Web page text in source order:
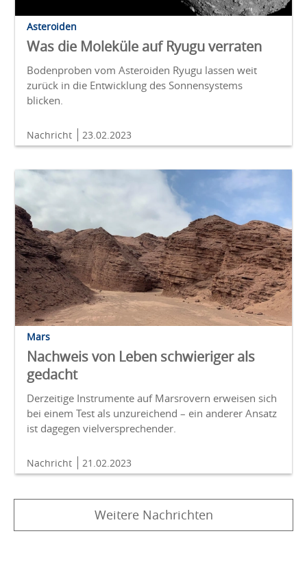
Asteroiden
Was die Moleküle auf Ryugu verraten
Bodenproben vom Asteroiden Ryugu lassen weit
zurück in die Entwicklung des Sonnensystems
blicken.
Nachricht 23.02.2023
Mars
Nachweis von Leben schwieriger als
gedacht
Derzeitige Instrumente auf Marsrovern erweisen sich
bei einem Test als unzureichend – ein anderer Ansatz
ist dagegen vielversprechender.
Nachricht 21.02.2023
Weitere Nachrichten